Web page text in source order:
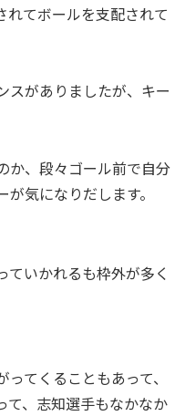
れてボールを支配されて
スがありましたが、キー
か、段々ゴール前で自分
気になりだします。
ていかれるも枠外が多く
てくることもあって、
て、志知選手もなかなか